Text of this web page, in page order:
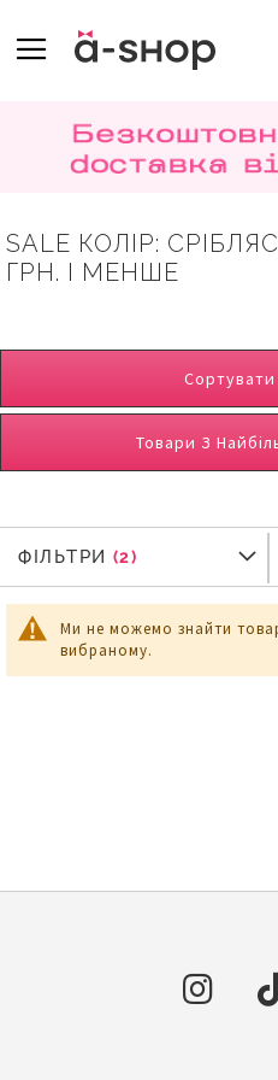
TO
CONTENT
SALE КОЛІР:
ГРН. І МЕНШЕ
Товари З
Ми не можемо знайти
вибраному.
ФІЛЬТРИ
ФІЛЬТРИ